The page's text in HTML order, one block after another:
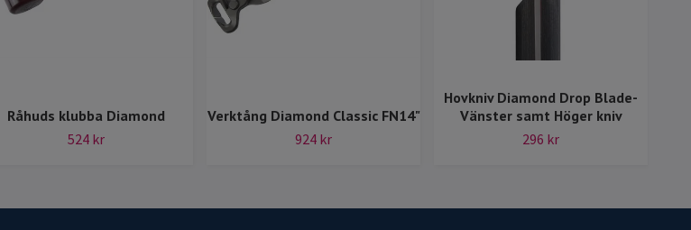
Råhuds klubba Diamond
524 kr
Verktång Diamond Classic FN14"
924 kr
Hovkniv Diamond Drop Blade-
Vänster samt Höger kniv
296 kr